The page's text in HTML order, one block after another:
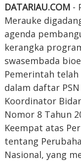
DATARIAU.COM -
Merauke
agenda
kerangka
swasembada
Pemerintah telah
dalam daftar
Koordinator
Nomor 8 Tahun
Keempat atas
tentang
Nasional, yang